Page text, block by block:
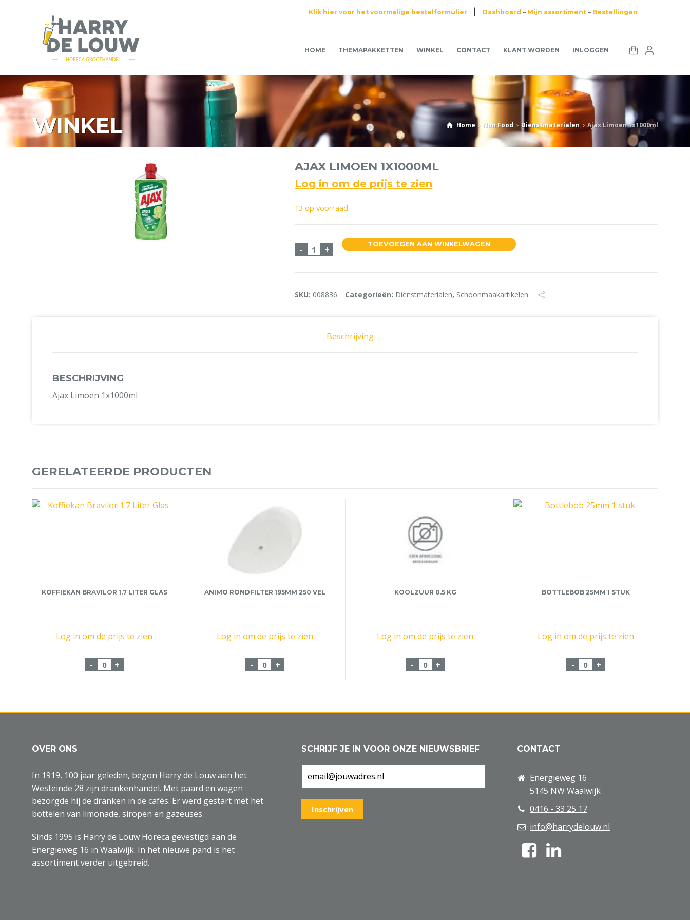
Klik hier voor het voormalige bestelformulier Dashboard – Mijn assortiment – Bestellingen
HOME THEMAPAKKETTEN WINKEL CONTACT KLANT WORDEN INLOGGEN
WINKEL Home Non Food Dienstmaterialen Ajax Limoen 1x1000ml
AJAX LIMOEN 1X1000ML
Log in om de prijs te zien
13 op voorraad
- Ajax Limoen 1x1000ml aantal
+ TOEVOEGEN AAN WINKELWAGEN
SKU: 008836 Categorieën: Dienstmaterialen, Schoonmaakartikelen
Beschrijving
BESCHRIJVING
Ajax Limoen 1x1000ml
GERELATEERDE PRODUCTEN
KOFFIEKAN BRAVILOR 1.7 LITER GLAS
Log in om de prijs te zien
- Koffiekan Bravilor 1.7 Liter Glas aantal
+
ANIMO RONDFILTER 195MM 250 VEL
Log in om de prijs te zien
- Animo Rondfilter 195mm 250 vel aantal
+
KOOLZUUR 0.5 KG
Log in om de prijs te zien
- Koolzuur 0.5 Kg aantal
+
BOTTLEBOB 25MM 1 STUK
Log in om de prijs te zien
- Bottlebob 25mm 1 stuk
+
OVER ONS
In 1919, 100 jaar geleden, begon Harry de Louw aan het
Westeinde 28 zijn drankenhandel. Met paard en wagen
bezorgde hij de dranken in de cafés. Er werd gestart met het
bottelen van limonade, siropen en gazeuses.
Sinds 1995 is Harry de Louw Horeca gevestigd aan de
Energieweg 16 in Waalwijk. In het nieuwe pand is het
assortiment verder uitgebreid.
SCHRIJF JE IN VOOR ONZE NIEUWSBRIEF CONTACT
Energieweg 16
5145 NW Waalwijk
0416 - 33 25 17
info@harrydelouw.nl